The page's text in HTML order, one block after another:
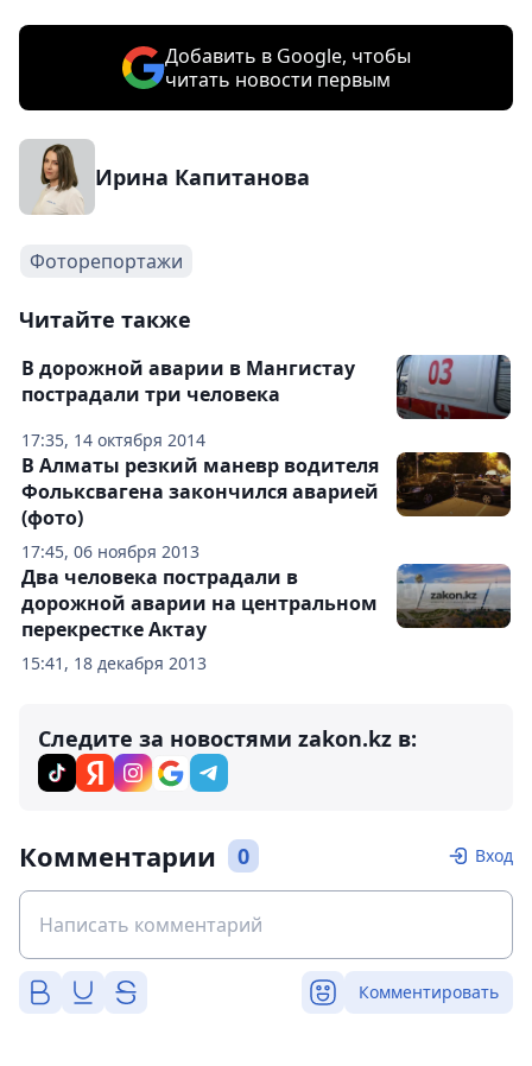
Добавить в Google, чтобы
читать новости первым
Ирина Капитанова
Фоторепортажи
Читайте также
17:35, 14 октября 2014
В дорожной аварии в Мангистау
пострадали три человека
17:45, 06 ноября 2013
В Алматы резкий маневр водителя
Фольксвагена закончился аварией
(фото)
15:41, 18 декабря 2013
Два человека пострадали в
дорожной аварии на центральном
перекрестке Актау
Следите за новостями zakon.kz в:
Комментарии 0 Вход
Комментировать